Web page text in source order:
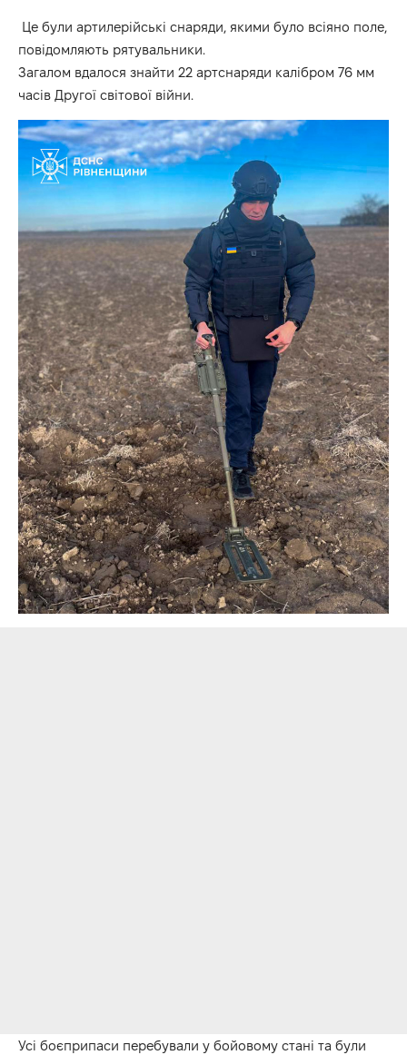
Це були артилерійські снаряди, якими було всіяно поле,
повідомляють рятувальники.
Загалом вдалося знайти 22 артснаряди калібром 76 мм
часів Другої світової війни.
Усі боєприпаси перебували у бойовому стані та були